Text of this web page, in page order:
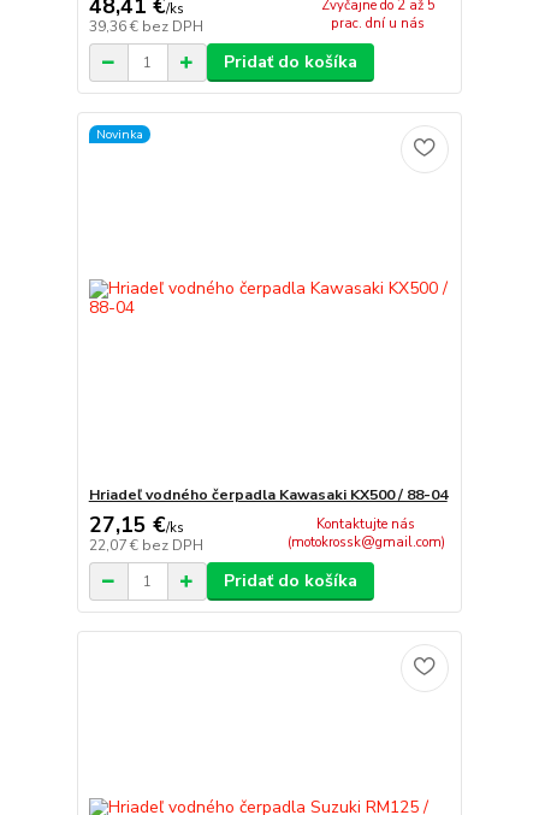
48,41 €/ks
39,36 € bez DPH
Zvyčajne do 2 až 5
prac. dní u nás
Pridať do košíka
Novinka
Hriadeľ vodného čerpadla Kawasaki KX500 / 88-04
27,15 €/ks
22,07 € bez DPH
Kontaktujte nás
(motokrossk@gmail.com)
Pridať do košíka